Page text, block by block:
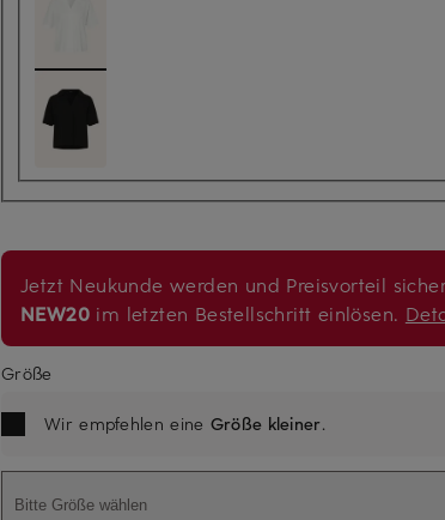
Jetzt Neukunde werden und Preisvorteil
NEW20 im letzten Bestellschritt einlösen.
Größe
Wir empfehlen eine Größe kleiner.
Bitte Größe wählen